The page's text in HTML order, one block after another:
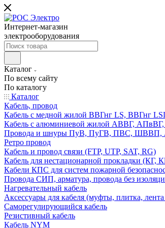
Интернет-магазин
электрооборудования
Каталог
По всему сайту
По каталогу
Каталог
Кабель, провод
Кабель с медной жилой ВВГнг LS, ВВГнг
Кабель с алюминиевой жилой АВВГ,
Провода и шнуры ПуВ, ПуГВ, ПВС,
Ретро провод
Кабель и провод связи (FTP, UTP, SAT, RG)
Кабель для нестационарной прокладки (КГ,
Кабели КПС для систем пожарной
Провода СИП, арматура, провода без
Нагревательный кабель
Аксессуары для кабеля (муфты, плитка, лента
Саморегулирующийся кабель
Резистивный кабель
Кабель NYM